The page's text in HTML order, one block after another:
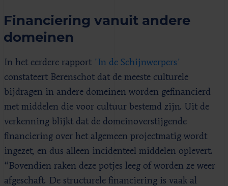
Financiering vanuit andere
domeinen
In het eerdere rapport 'In de Schijnwerpers'
constateert Berenschot dat de meeste culturele
bijdragen in andere domeinen worden gefinancierd
met middelen die voor cultuur bestemd zijn. Uit de
verkenning blijkt dat de domeinoverstijgende
financiering over het algemeen projectmatig wordt
ingezet, en dus alleen incidenteel middelen oplevert.
“Bovendien raken deze potjes leeg of worden ze weer
afgeschaft. De structurele financiering is vaak al